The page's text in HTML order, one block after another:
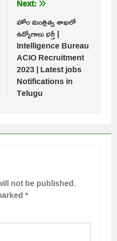
Next:
హోం మంత్రిత్వ శాఖలో
ఉద్యోగాలు భర్తీ |
Intelligence Bureau
ACIO Recruitment
2023 | Latest jobs
Notifications in
Telugu
not be published.
*